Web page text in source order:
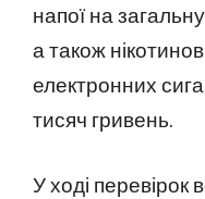
напої на
а також
електронних
тисяч гривень.
У ході перевірок